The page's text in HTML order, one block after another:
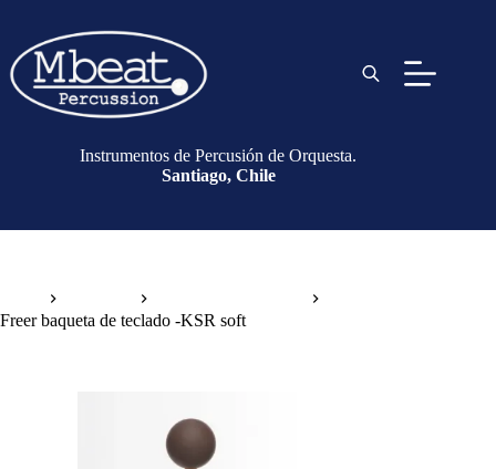
Instrumentos de Percusión de Orquesta.
Santiago, Chile
Freer baqueta de teclado -KSR soft